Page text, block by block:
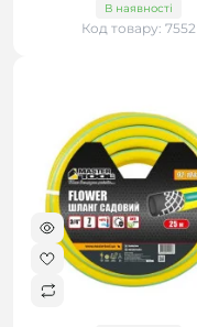
В наявності
Код товару: 7552